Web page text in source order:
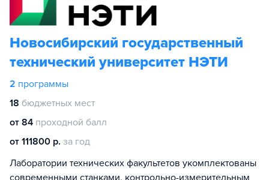
Новосибирский государственный
технический университет НЭТИ
2 программы
18 бюджетных мест
от 84 проходной балл
от 111800 р. за год
Лаборатории технических факультетов укомплектованы
современными станками, контрольно-измерительным